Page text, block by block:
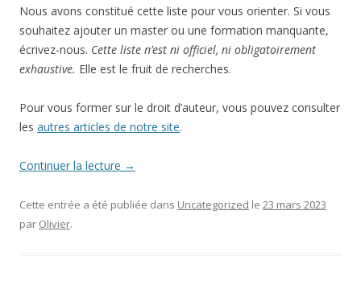
Nous avons constitué cette liste pour vous orienter. Si vous
souhaitez ajouter un master ou une formation manquante,
écrivez-nous. Cette liste n’est ni officiel, ni obligatoirement
exhaustive. Elle est le fruit de recherches.
Pour vous former sur le droit d’auteur, vous pouvez consulter
les autres articles de notre site.
Continuer la lecture →
Cette entrée a été publiée dans Uncategorized le 23 mars 2023
par Olivier.